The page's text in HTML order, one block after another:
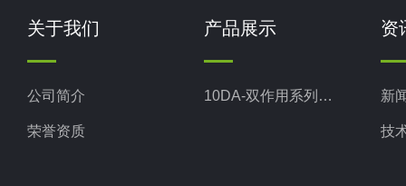
关于我们
公司简介
荣誉资质
产品展示
10DA-双作用系列气动执行器
资
新
技